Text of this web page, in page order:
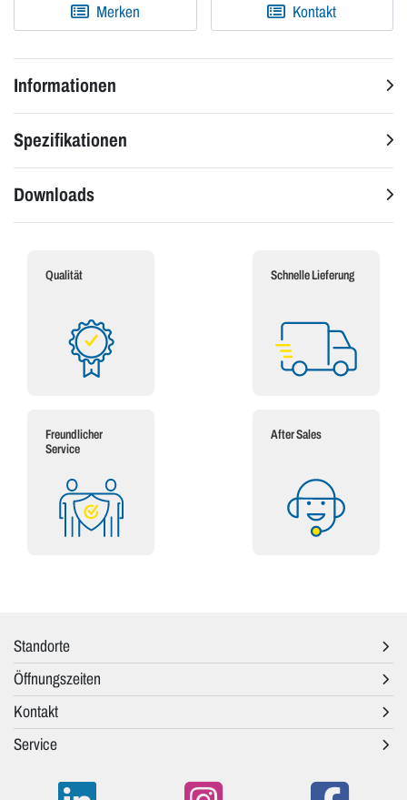
Merken Kontakt
Informationen
Spezifikationen
Downloads
Qualität Schnelle Lieferung
Freundlicher
Service
After Sales
Standorte
Öffnungszeiten
Kontakt
Service